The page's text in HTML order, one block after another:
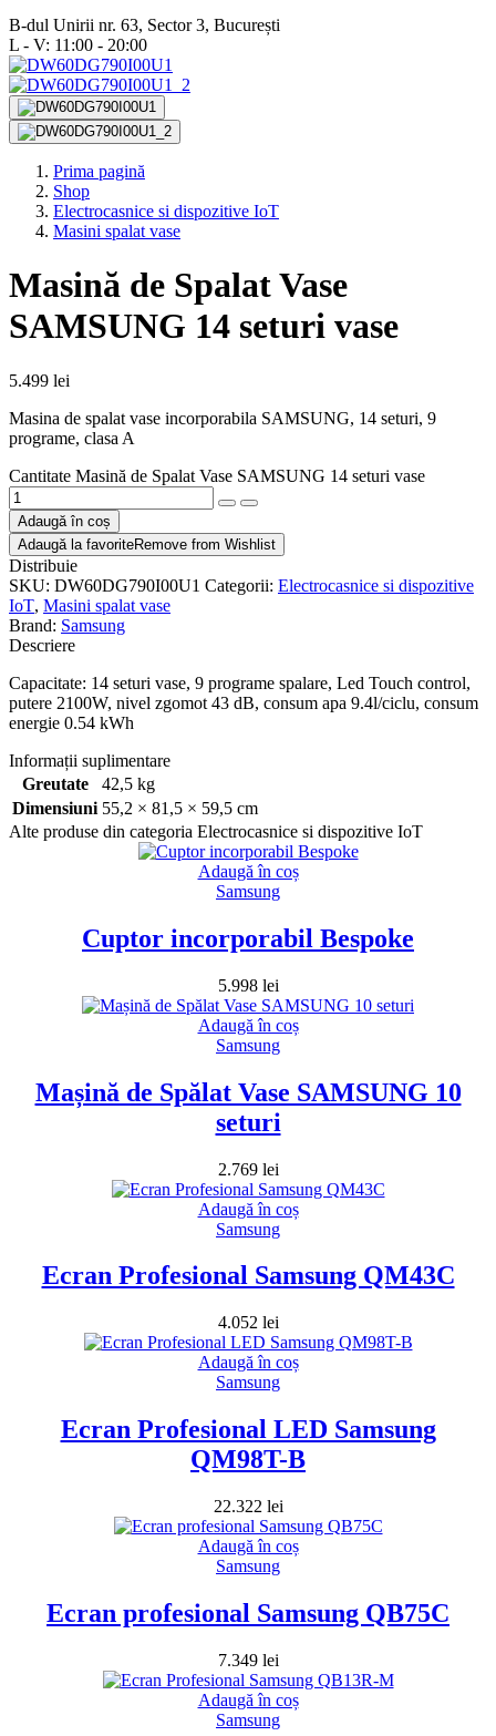
B-dul Unirii nr. 63, Sector 3, București
L - V: 11:00 - 20:00
Prima pagină
Shop
Electrocasnice si dispozitive IoT
Masini spalat vase
Masină de Spalat Vase
SAMSUNG 14 seturi vase
5.499 lei
Masina de spalat vase incorporabila SAMSUNG, 14 seturi, 9
programe, clasa A
Cantitate Masină de Spalat Vase SAMSUNG 14 seturi vase
Adaugă în coș
Adaugă la favoriteRemove from Wishlist
Distribuie
SKU: DW60DG790I00U1 Categorii: Electrocasnice si dispozitive
IoT, Masini spalat vase
Brand: Samsung
Descriere
Capacitate: 14 seturi vase, 9 programe spalare, Led Touch control,
putere 2100W, nivel zgomot 43 dB, consum apa 9.4l/ciclu, consum
energie 0.54 kWh
Informații suplimentare
Greutate
42,5 kg
Dimensiuni 55,2 × 81,5 × 59,5 cm
Alte produse din categoria Electrocasnice si dispozitive IoT
Adaugă în coș
Samsung
Cuptor incorporabil Bespoke
5.998 lei
Adaugă în coș
Samsung
Mașină de Spălat Vase SAMSUNG 10
seturi
2.769 lei
Adaugă în coș
Samsung
Ecran Profesional Samsung QM43C
4.052 lei
Adaugă în coș
Samsung
Ecran Profesional LED Samsung
QM98T-B
22.322 lei
Adaugă în coș
Samsung
Ecran profesional Samsung QB75C
7.349 lei
Adaugă în coș
Samsung